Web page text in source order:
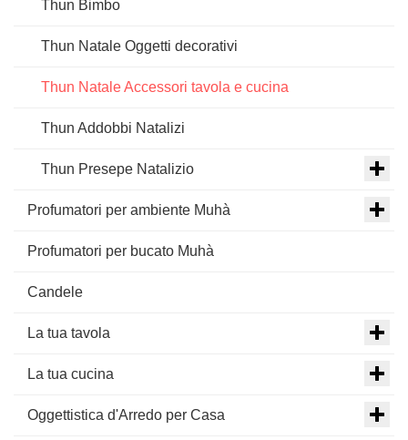
Thun Bimbo
Thun Natale Oggetti decorativi
Thun Natale Accessori tavola e cucina
Thun Addobbi Natalizi
Thun Presepe Natalizio
Profumatori per ambiente Muhà
Profumatori per bucato Muhà
Candele
La tua tavola
La tua cucina
Oggettistica d'Arredo per Casa